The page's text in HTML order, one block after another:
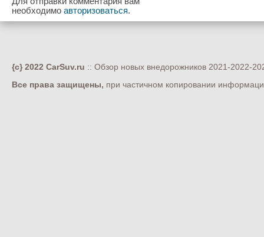
необходимо авторизоваться.
{c} 2022 CarSuv.ru :: Обзор новых внедорожников 2021-2022-
Все права защищены, при частичном копировании